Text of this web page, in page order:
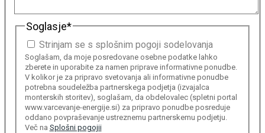
Soglasje*
Strinjam se s splošnim pogoji sodelovanja
Soglašam, da moje posredovane osebne podatke lahko
zberete in uporabite za namen priprave informativne ponudbe.
V kolikor je za pripravo svetovanja ali informativne ponudbe
potrebna soudeležba partnerskega podjetja (izvajalca
monterskih storitev), soglašam, da obdelovalec (spletni portal
www.varcevanje-energije.si) za pripravo ponudbe posreduje
oddano povpraševanje ustreznemu partnerskemu podjetju.
Več na Splošni pogojii